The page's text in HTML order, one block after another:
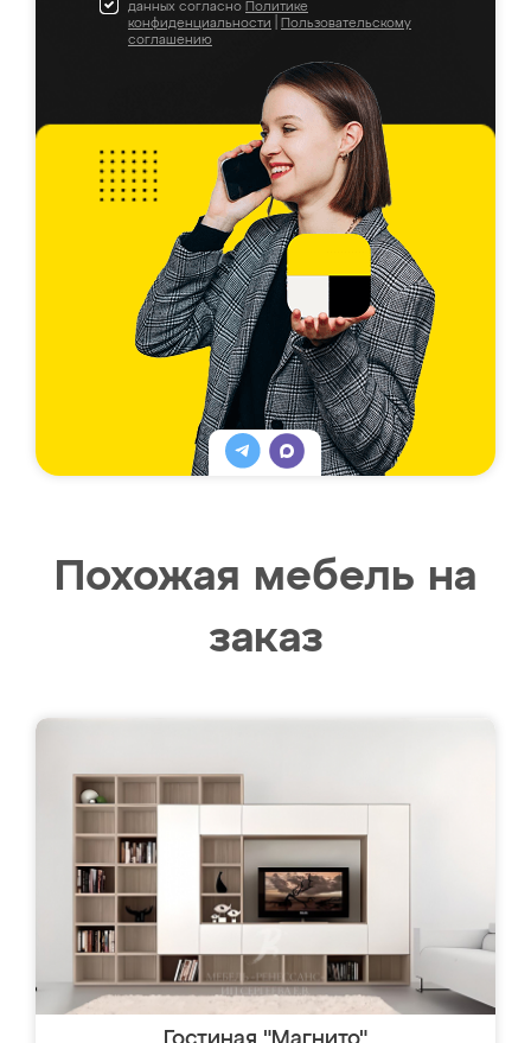
данных согласно Политике
конфиденциальности
Пользовательскому
соглашению
Похожая мебель на
заказ